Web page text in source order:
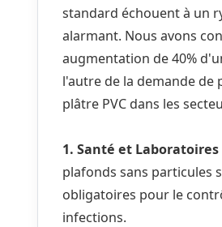
standard échouent à un
alarmant. Nous avons
augmentation de 40%
l'autre de la demande de
plâtre PVC dans les
1. Santé et Laboratoires
plafonds sans particules
obligatoires pour le
infections.